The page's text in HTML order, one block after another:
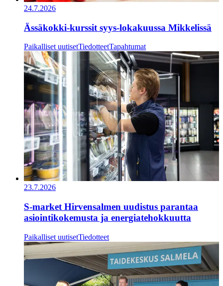
24.7.2026
Ässäkokki-kurssit syys-lokakuussa Mikkelissä
Paikalliset uutisetTiedotteetTapahtumat
23.7.2026
S-market Hirvensalmen uudistus parantaa
asiointikokemusta ja energiatehokkuutta
Paikalliset uutisetTiedotteet